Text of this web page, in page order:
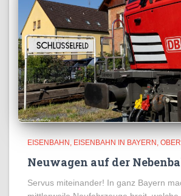
EISENBAHN EISENBAHN IN BAYERN
Neuwagen auf der
Servus miteinander! In ganz Bayern